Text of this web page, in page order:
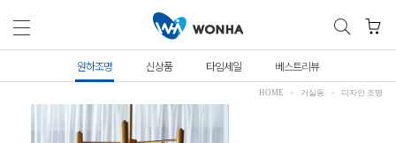
원하조명 신상품 타임세일 베스트리뷰
HOME 거실등 디자인 조명